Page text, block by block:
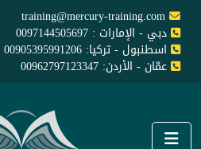
training@mercury-training.com
دبي - الإمارات : 0097144505697
اسطنبول - تركيا: 00905395991206
عمّان - الأردن: 00962797123347